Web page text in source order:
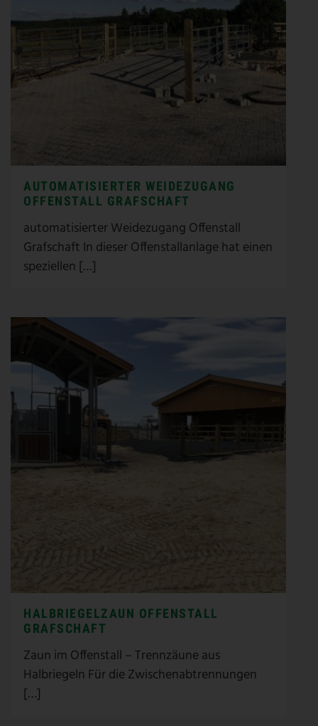
AUTOMATISIERTER WEIDEZUGANG
OFFENSTALL GRAFSCHAFT
automatisierter Weidezugang Offenstall
Grafschaft In dieser Offenstallanlage hat einen
speziellen […]
HALBRIEGELZAUN OFFENSTALL
GRAFSCHAFT
Zaun im Offenstall – Trennzäune aus
Halbriegeln Für die Zwischenabtrennungen
[…]